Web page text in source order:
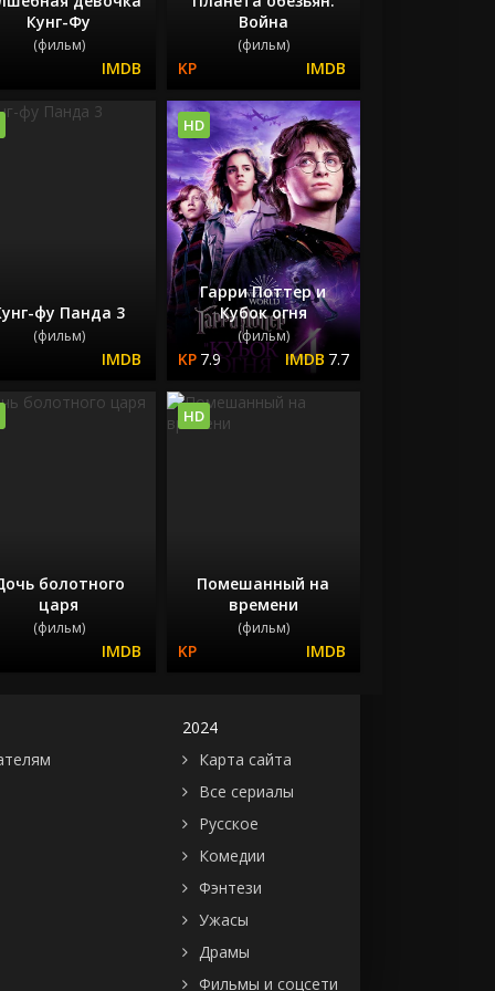
Кунг-Фу
(фильм)
Война
(фильм)
фу Панда 3
(фильм)
Гарри Поттер и
Кубок огня
(фильм)
7.9 7.7
HD
болотного
царя
(фильм)
Помешанный на
времени
(фильм)
HD
2024
Карта сайта
Все сериалы
Русское
Комедии
Фэнтези
Ужасы
Драмы
Фильмы и соцсети